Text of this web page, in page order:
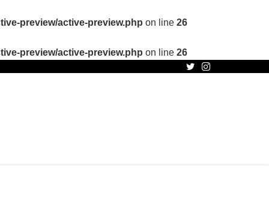
preview/active-preview.php on line 26
preview/active-preview.php on line 26